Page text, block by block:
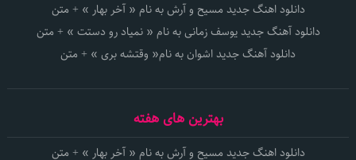
دانلود اهنگ جدید مسیح و آرش به نام « آخر بهار » + متن
دانلود آهنگ جدید یوسف زمانی به نام « نمیاد رو دستت » + متن
دانلود آهنگ جدید اشوان به نام« وقتشه بری » + متن
بهترین های هفته
دانلود اهنگ جدید مسیح و آرش به نام « آخر بهار » + متن